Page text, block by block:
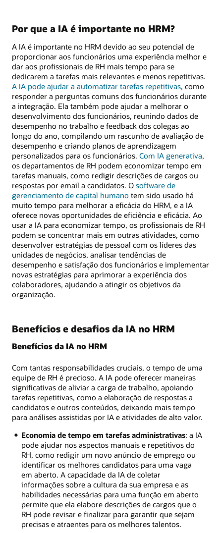
Por que a IA é importante no HRM?
A IA é importante no HRM devido ao seu potencial de
proporcionar aos funcionários uma experiência melhor e
dar aos profissionais de RH mais tempo para se
dedicarem a tarefas mais relevantes e menos repetitivas.
A IA pode ajudar a automatizar tarefas repetitivas, como
responder a perguntas comuns dos funcionários durante
a integração. Ela também pode ajudar a melhorar o
desenvolvimento dos funcionários, reunindo dados de
desempenho no trabalho e feedback dos colegas ao
longo do ano, compilando um rascunho de avaliação de
desempenho e criando planos de aprendizagem
personalizados para os funcionários. Com IA generativa,
os departamentos de RH podem economizar tempo em
tarefas manuais, como redigir descrições de cargos ou
respostas por email a candidatos. O software de
gerenciamento de capital humano tem sido usado há
muito tempo para melhorar a eficácia do HRM, e a IA
oferece novas oportunidades de eficiência e eficácia. Ao
usar a IA para economizar tempo, os profissionais de RH
podem se concentrar mais em outras atividades, como
desenvolver estratégias de pessoal com os líderes das
unidades de negócios, analisar tendências de
desempenho e satisfação dos funcionários e implementar
novas estratégias para aprimorar a experiência dos
colaboradores, ajudando a atingir os objetivos da
organização.
Benefícios e desafios da IA no HRM
Benefícios da IA no HRM
Com tantas responsabilidades cruciais, o tempo de uma
equipe de RH é precioso. A IA pode oferecer maneiras
significativas de aliviar a carga de trabalho, apoiando
tarefas repetitivas, como a elaboração de respostas a
candidatos e outros conteúdos, deixando mais tempo
para análises assistidas por IA e atividades de alto valor.
Economia de tempo em tarefas administrativas: a IA
pode ajudar nos aspectos manuais e repetitivos do
RH, como redigir um novo anúncio de emprego ou
identificar os melhores candidatos para uma vaga
em aberto. A capacidade da IA de coletar
informações sobre a cultura da sua empresa e as
habilidades necessárias para uma função em aberto
permite que ela elabore descrições de cargos que o
RH pode revisar e finalizar para garantir que sejam
precisas e atraentes para os melhores talentos.